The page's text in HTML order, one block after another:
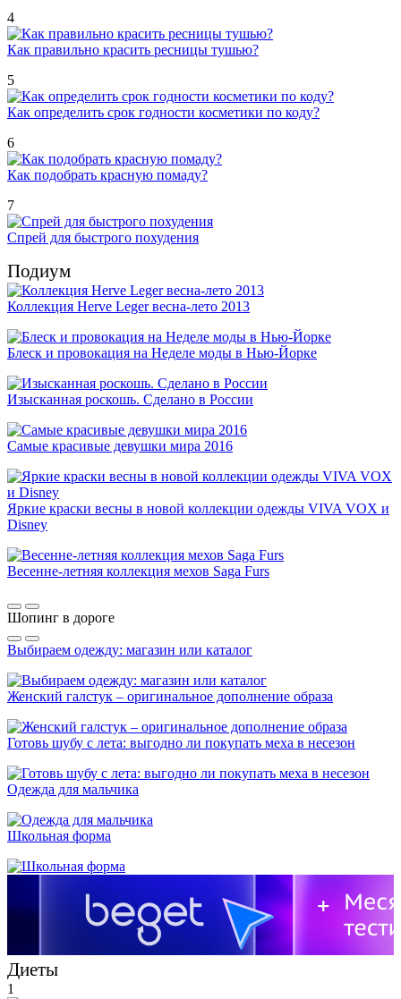
4
Как правильно красить ресницы тушью?
5
Как определить срок годности косметики по коду?
6
Как подобрать красную помаду?
7
Спрей для быстрого похудения
Подиум
Коллекция Herve Leger весна-лето 2013
Блеск и провокация на Неделе моды в Нью-Йорке
Изысканная роскошь. Сделано в России
Самые красивые девушки мира 2016
Яркие краски весны в новой коллекции одежды VIVA VOX и
Disney
Весенне-летняя коллекция мехов Saga Furs
Шопинг в дороге
Выбираем одежду: магазин или каталог
Женский галстук – оригинальное дополнение образа
Готовь шубу с лета: выгодно ли покупать меха в несезон
Одежда для мальчика
Школьная форма
Диеты
1